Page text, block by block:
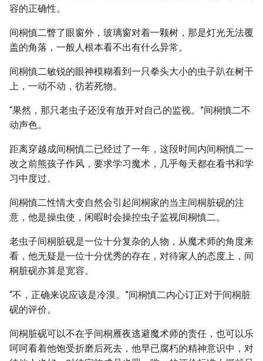
容的正确性。
间桐慎二瞥了眼窗外，玻璃窗对着一颗树，那是灯光无法覆
盖的角落，一般人根本看不出有什么异常。
间桐慎二敏锐的眼神模糊看到一只拳头大小的虫子趴在树干
上，一动不动，彷若死物。
“果然，那只老虫子还没有放开对自己的监视。”间桐慎二不
动声色。
距离穿越成间桐慎二已经过了一年，这段时间内间桐慎二一
改之前熊孩子作风，要求学习魔术，几乎每天都在看书和学
习中度过。
间桐慎二性情大变自然会引起间桐家的当主间桐脏砚的注
意，他是操虫使，闲暇时会操控虫子监视间桐慎二。
老虫子间桐脏砚是一位十分复杂的人物，从魔术师的角度来
看，他无疑是一位十分优秀的存在，对待家人的态度上，间
桐脏砚亦算是宽容。
“不，正确来说应该是冷漠。”间桐慎二内心订正对于间桐脏
砚的评价。
间桐脏砚可以不在乎间桐雁夜逃避魔术师的责任，也可以乐
呵呵看着他饱受折磨后死去，他早已腐朽的精神意识中，对